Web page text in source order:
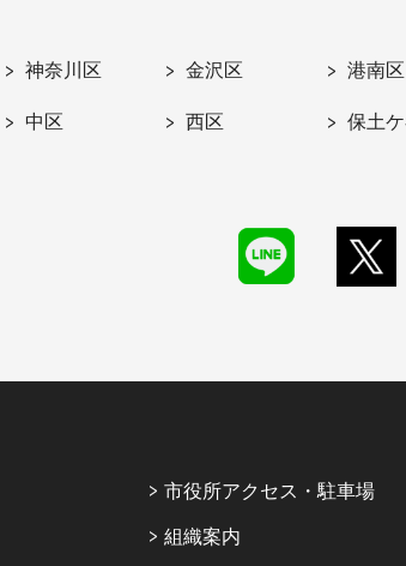
神奈川区 金沢区 港南区
中区 西区 保土
市役所アクセス・駐車場
組織案内